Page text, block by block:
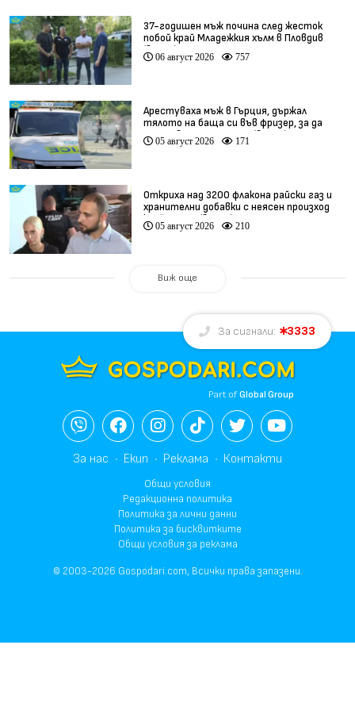
37-годишен мъж почина след жесток
побой край Младежкия хълм в Пловдив
(видео)
06 август 2026 757
Арестуваха мъж в Гърция, държал
тялото на баща си във фризер, за да
получава пенсията му (видео)
05 август 2026 171
Откриха над 3200 флакона райски газ и
хранителни добавки с неясен произход
край София (видео)
05 август 2026 210
Виж още
За сигнали: 3333
Part ofGlobal Group
За нас Екип Реклама Контакти
Общи условия
Редакционна политика
Политика за лични данни
Политика за бисквитките
Общи условия за реклама
© 2003-2026 Gospodari.com, Всички права запазени.